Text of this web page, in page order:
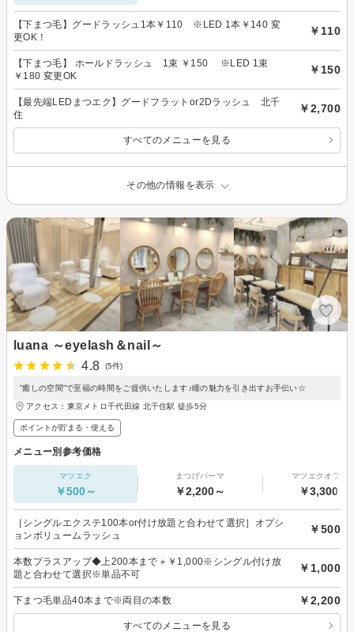
【下まつ毛】グードラッシュ1本￥110 ※LED 1本￥140 変
更OK！
￥110
【下まつ毛】 ホールドラッシュ 1束 ￥150 ※LED 1束
￥180 変更OK
￥150
【最先端LEDまつエク】グードフラットor2Dラッシュ 北千
住
￥2,700
すべてのメニューを見る
その他の情報を表示
luana ～eyelash＆nail～
4.8
(5件)
”癒しの空間”で至福の時間をご提供いたします♪瞳の魅力を引き出すお手伝い☆
アクセス：東京メトロ千代田線 北千住駅 徒歩5分
ポイントが貯まる・使える
メニュー別参考価格
マツエク
￥500～
まつげパーマ
￥2,200～
マツエクオフの
￥3,300～
［シングルエクステ100本or付け放題と合わせて選択］オプシ
ョンボリュームラッシュ
￥500
本数プラスアップ◆上200本まで＋￥1,000※シングル付け放
題と合わせて選択※単品不可
￥1,000
下まつ毛単品40本まで※両目の本数 ￥2,200
すべてのメニューを見る